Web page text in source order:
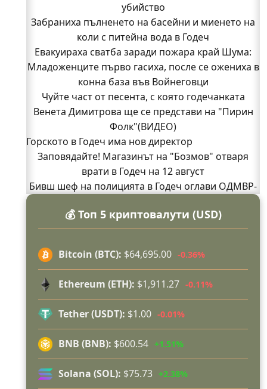
убийство
Забраниха пълненето на басейни и миенето на
коли с питейна вода в Годеч
Евакуираха сватба заради пожара край Шума:
Младоженците първо гасиха, после се ожениха в
конна база във Войнеговци
Чуйте част от песента, с която годечанката
Венета Димитрова ще се представи на "Пирин
Фолк"(ВИДЕО)
Горското в Годеч има нов директор
Заповядайте! Магазинът на "Бозмов" отваря
врати в Годеч на 12 август
Бивш шеф на полицията в Годеч оглави ОДМВР-
Кой подпали гората край Шума?
Младежи от Люлин и Део сред първите
доброволци на пожара край Шума (СНИМКИ)
Началникът на пожарната в Годеч благодари
поименно на всички, които бяха рамо до рамо с
огнеборците!
150 декара гори, треви и храсти изгоряха край
Годеч, десетки доброволци се хвърлиха в
Полицията влиза в селата
Възможни са прекъсвания на тока утре в части
от община Годеч
💰 Топ 5 криптовалути (USD)
Bitcoin (BTC): $64,695.00 -0.36%
Ethereum (ETH): $1,911.27 -0.11%
Tether (USDT): $1.00 -0.01%
BNB (BNB): $600.54 +1.51%
Solana (SOL): $75.73 +2.38%